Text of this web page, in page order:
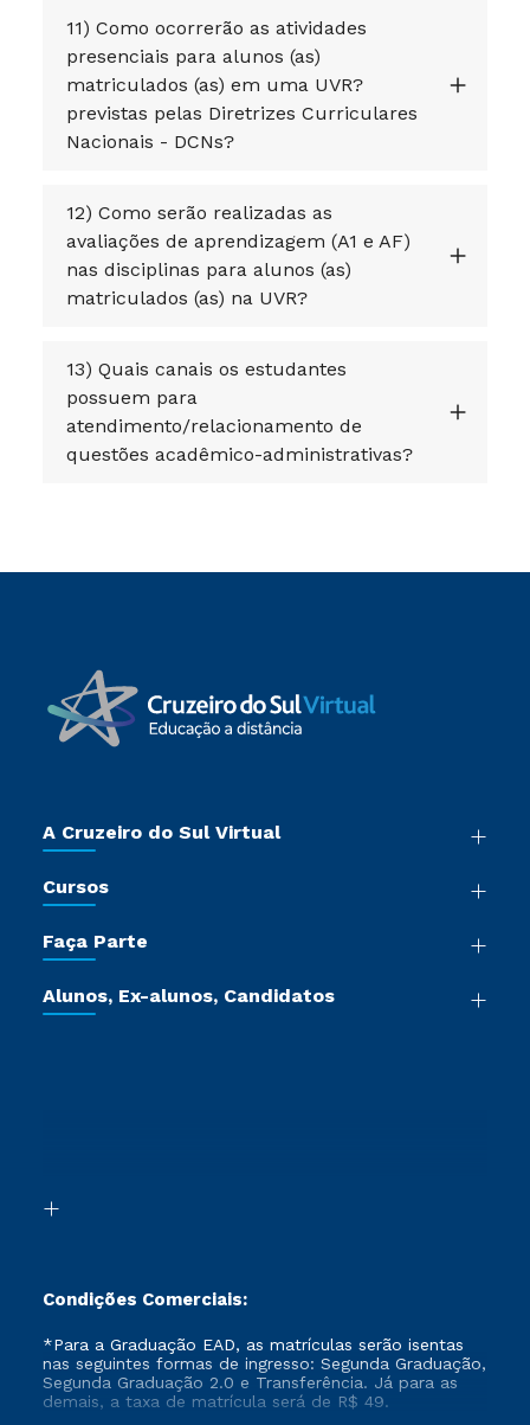
11) Como ocorrerão as atividades
presenciais para alunos (as)
matriculados (as) em uma UVR?
previstas pelas Diretrizes Curriculares
Nacionais - DCNs?
12) Como serão realizadas as
avaliações de aprendizagem (A1 e AF)
nas disciplinas para alunos (as)
matriculados (as) na UVR?
13) Quais canais os estudantes
possuem para
atendimento/relacionamento de
questões acadêmico-administrativas?
A Cruzeiro do Sul Virtual
Sala de Imprensa
Certificadoras
Jornada do Aluno
Cursos
Pós-graduação
Cursos Livres
Faça Parte
Vestibular Redação
Formação Pedagógica - R2
Alunos, Ex-alunos, Candidatos
Condições Comerciais:
*Para a Graduação EAD, as matrículas serão isentas
nas seguintes formas de ingresso: Segunda Graduação,
Segunda Graduação 2.0 e Transferência. Já para as
demais, a taxa de matrícula será de R$ 49.